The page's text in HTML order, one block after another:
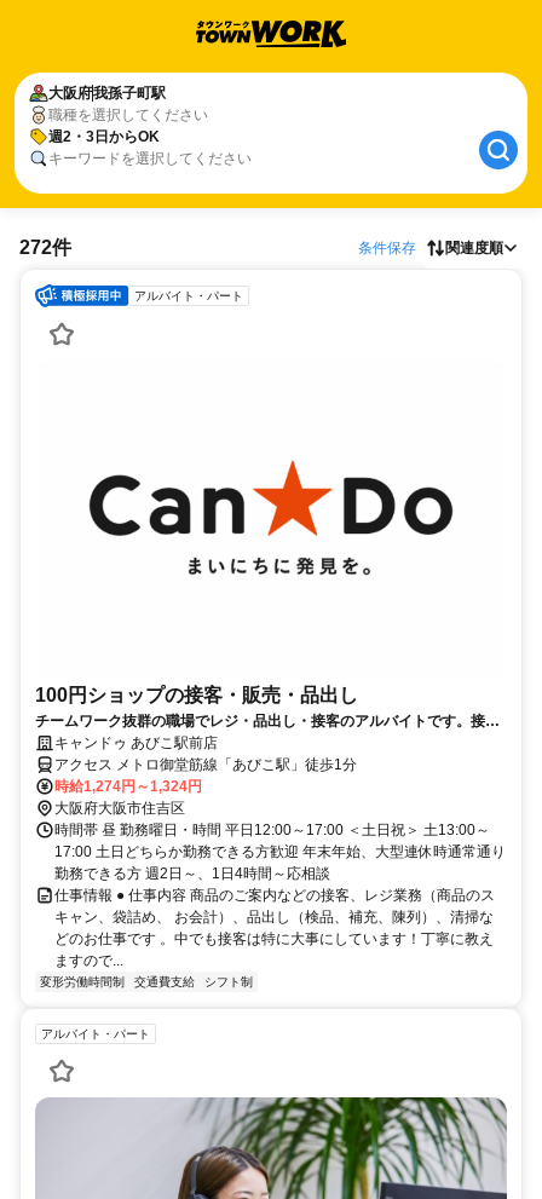
大阪府我孫子町駅
職種を選択してください
週2・3日からOK
キーワードを選択してください
272件 条件保存 関連度順
アルバイト・パート
100円ショップの接客・販売・品出し
チームワーク抜群の職場でレジ・品出し・接客のアルバイトです。接客
スキルが身に付くお仕事♪
キャンドゥ あびこ駅前店
アクセス メトロ御堂筋線「あびこ駅」徒歩1分
時給1,274円～1,324円
大阪府大阪市住吉区
時間帯 昼 勤務曜日・時間 平日12:00～17:00 ＜土日祝＞ 土13:00～
17:00 土日どちらか勤務できる方歓迎 年末年始、大型連休時通常通り
勤務できる方 週2日～、1日4時間～応相談
仕事情報 ● 仕事内容 商品のご案内などの接客、レジ業務（商品のス
キャン、袋詰め、 お会計）、品出し（検品、補充、陳列）、清掃な
どのお仕事です 。中でも接客は特に大事にしています！丁寧に教え
ますので...
変形労働時間制 交通費支給 シフト制
アルバイト・パート